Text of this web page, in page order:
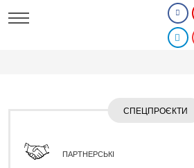
СПЕЦПРОЄКТИ
ПАРТНЕРСЬКІ